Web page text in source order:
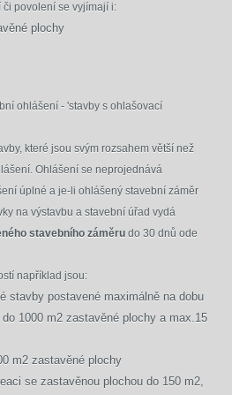
povolení se vyjímají i:
plochy
ohlášení - 'stavby s ohlašovací
které jsou svým rozsahem větší než
Ohlášení se neprojednává
úplné a je-li ohlášený stavební záměr
na výstavbu a stavební úřad vydá
stavebního záměru do 30 dnů ode
například jsou:
stavby postavené maximálně na dobu
1000 m2 zastavěné plochy a max.15
m2 zastavěné plochy
se zastavěnou plochou do 150 m2,